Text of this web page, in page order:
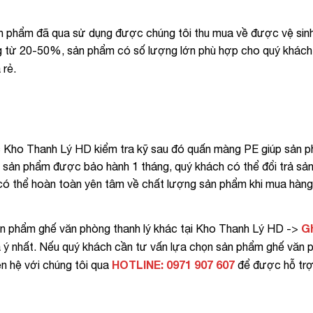
phẩm đã qua sử dụng được chúng tôi thu mua về được vệ
20-50%, sản phẩm có số lượng lớn phù hợp cho quý
rẻ.
Thanh Lý HD kiểm tra kỹ sau đó quấn màng PE giúp sản
phẩm được bảo hành 1 tháng, quý khách có thể đổi trả
thể hoàn toàn yên tâm về chất lượng sản phẩm khi mua
ghế văn phòng thanh lý khác tại Kho Thanh Lý HD ->
Nếu quý khách cần tư vấn lựa chọn sản phẩm ghế văn
hệ với chúng tôi qua HOTLINE: 0971 907 607 để được hỗ